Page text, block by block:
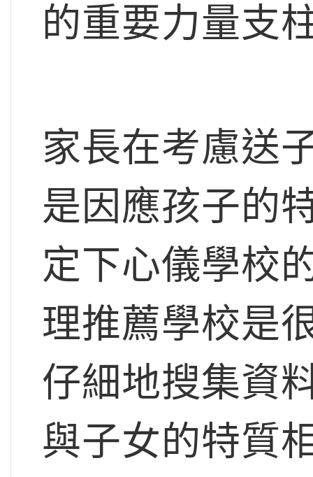
的重要力量支
家長在考慮送
是因應孩子的
定下心儀學校
理推薦學校是
仔細地搜集資
與子女的特質